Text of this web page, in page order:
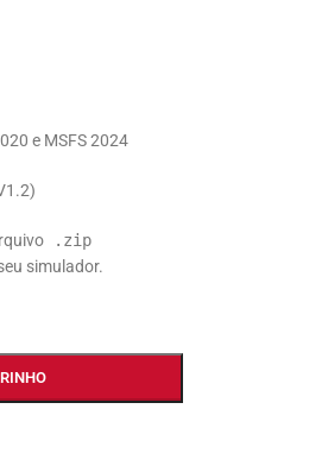
e MSFS 2024
.zip
simulador.